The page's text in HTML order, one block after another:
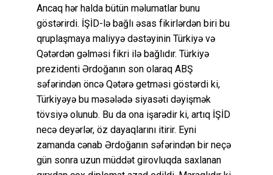
Ancaq hər halda bütün məlumatlar bunu
göstərirdi. İŞİD-lə bağlı əsas fikirlərdən biri bu
qruplaşmaya maliyyə dəstəyinin Türkiyə və
Qətərdən gəlməsi fikri ilə bağlıdır. Türkiyə
prezidenti Ərdoğanın son olaraq ABŞ
səfərindən öncə Qətərə getməsi göstərdi ki,
Türkiyəyə bu məsələdə siyasəti dəyişmək
tövsiyə olunub. Bu da ona işarədir ki, artıq İŞİD
necə deyərlər, öz dayaqlarını itirir. Eyni
zamanda cənab Ərdoğanın səfərindən bir neçə
gün sonra uzun müddət girovluqda saxlanan